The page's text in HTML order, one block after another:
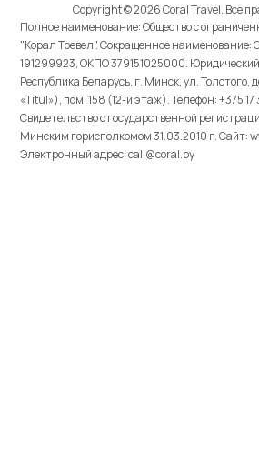
Copyright © 2026 Coral Travel. Все
Полное наименование: Общество с
"Корал Тревел". Сокращенное наименование:
191299923, ОКПО 379151025000.
Республика Беларусь, г. Минск, ул. Толстого,
«Titul»), пом. 158 (12-й этаж). Телефон: +375
Свидетельство о государственной
Минским горисполкомом 31.03.2010 г. Cайт:
Электронный адрес: call@coral.by